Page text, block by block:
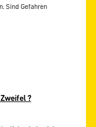
Sind Gefahren
?